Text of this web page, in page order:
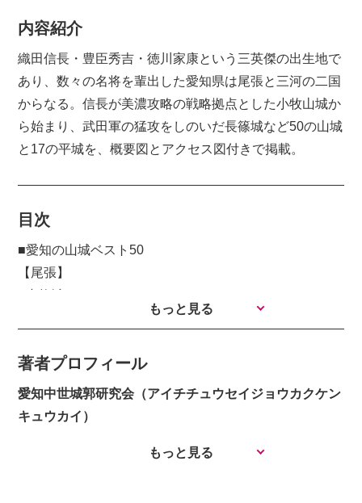
FAXで注文
FAX注文用紙（PDF）
内容紹介
織田信長・豊臣秀吉・徳川家康という三英傑の出生地で
あり、数々の名将を輩出した愛知県は尾張と三河の二国
からなる。信長が美濃攻略の戦略拠点とした小牧山城か
ら始まり、武田軍の猛攻をしのいだ長篠城など50の山城
と17の平城を、概要図とアクセス図付きで掲載。
目次
■愛知の山城ベスト50
【尾張】
4長久手大草城
5岩崎城
6末森城
もっと見る
著者プロフィール
愛知中世城郭研究会（アイチチュウセイジョウカクケン
キュウカイ）
もっと見る